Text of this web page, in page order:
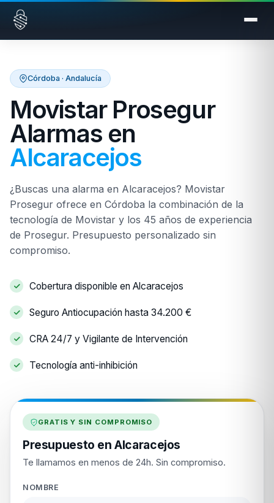
Saltar al contenido
Córdoba · Andalucía
Movistar Prosegur
Alarmas en
Alcaracejos
¿Buscas una alarma en Alcaracejos? Movistar
Prosegur ofrece en Córdoba la combinación de la
tecnología de Movistar y los 45 años de experiencia
de Prosegur. Presupuesto personalizado sin
compromiso.
Cobertura disponible en Alcaracejos
Seguro Antiocupación hasta 34.200 €
CRA 24/7 y Vigilante de Intervención
Tecnología anti-inhibición
GRATIS Y SIN COMPROMISO
Presupuesto en Alcaracejos
Te llamamos en menos de 24h. Sin compromiso.
NOMBRE